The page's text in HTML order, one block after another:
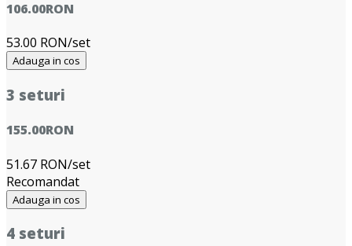
106.00RON
53.00 RON/set
Adauga in cos
3 seturi
155.00RON
51.67 RON/set
Recomandat
Adauga in cos
4 seturi